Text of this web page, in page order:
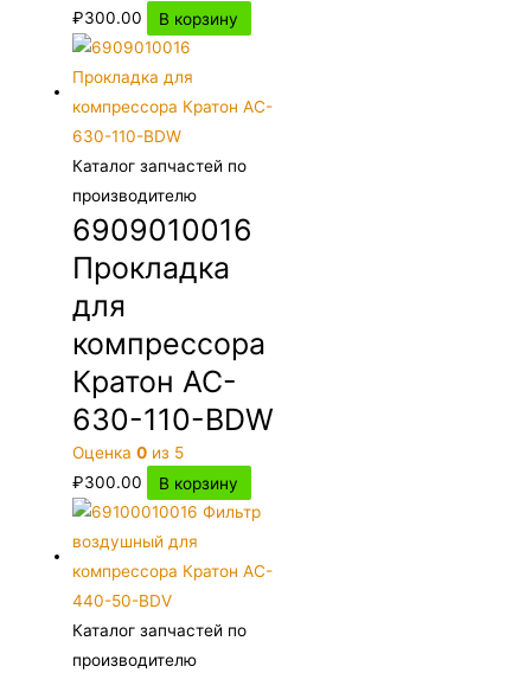
₽300.00 В корзину
Каталог запчастей по
производителю
6909010016
Прокладка
для
компрессора
Кратон AC-
630-110-BDW
Оценка0 из 5
₽300.00 В корзину
Каталог запчастей по
производителю